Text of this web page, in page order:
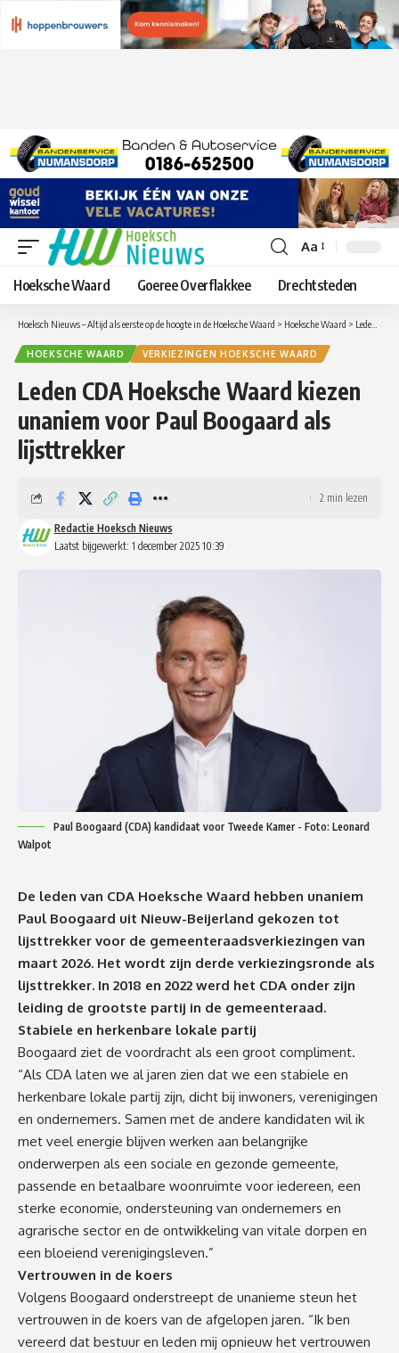
Lettergrootte
aanpassen
Aa
Hoeksche Waard Goeree Overflakkee Drechtsteden
Hoeksch Nieuws – Altijd als eerste op de hoogte in de Hoeksche Waard > Hoeksche Waard > Leden CDA Hoeksche Waard kiezen unaniem voor Paul Boogaard als lijsttrekker
HOEKSCHE WAARD VERKIEZINGEN HOEKSCHE WAARD
Leden CDA Hoeksche Waard kiezen
unaniem voor Paul Boogaard als
lijsttrekker
Laatst bijgewerkt: 1 december 2025 10:39
Redactie Hoeksch Nieuws
2 min lezen
Paul Boogaard (CDA) kandidaat voor Tweede Kamer - Foto: Leonard
Walpot
De leden van CDA Hoeksche Waard hebben unaniem
Paul Boogaard uit Nieuw-Beijerland gekozen tot
lijsttrekker voor de gemeenteraadsverkiezingen van
maart 2026. Het wordt zijn derde verkiezingsronde als
lijsttrekker. In 2018 en 2022 werd het CDA onder zijn
leiding de grootste partij in de gemeenteraad.
Stabiele en herkenbare lokale partij
Boogaard ziet de voordracht als een groot compliment.
“Als CDA laten we al jaren zien dat we een stabiele en
herkenbare lokale partij zijn, dicht bij inwoners, verenigingen
en ondernemers. Samen met de andere kandidaten wil ik
met veel energie blijven werken aan belangrijke
onderwerpen als een sociale en gezonde gemeente,
passende en betaalbare woonruimte voor iedereen, een
sterke economie, ondersteuning van ondernemers en
agrarische sector en de ontwikkeling van vitale dorpen en
een bloeiend verenigingsleven.”
Vertrouwen in de koers
Volgens Boogaard onderstreept de unanieme steun het
vertrouwen in de koers van de afgelopen jaren. “Ik ben
vereerd dat bestuur en leden mij opnieuw het vertrouwen